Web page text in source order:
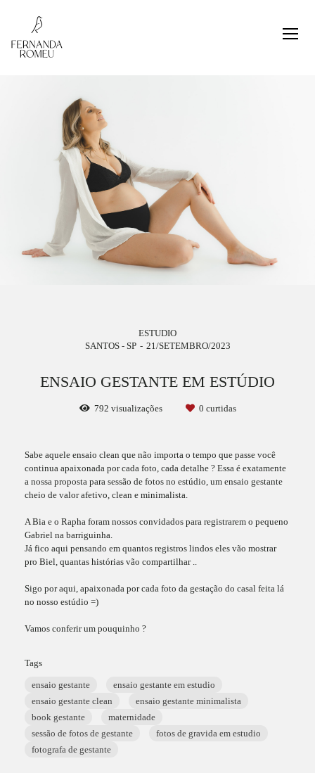
ESTUDIO
SANTOS - SP
21/SETEMBRO/2023
ENSAIO GESTANTE EM ESTÚDIO
792 visualizações 0 curtidas
Sabe aquele ensaio clean que não importa o tempo que passe você
continua apaixonada por cada foto, cada detalhe ? Essa é exatamente
a nossa proposta para sessão de fotos no estúdio, um ensaio gestante
cheio de valor afetivo, clean e minimalista.
A Bia e o Rapha foram nossos convidados para registrarem o pequeno
Gabriel na barriguinha.
Já fico aqui pensando em quantos registros lindos eles vão mostrar
pro Biel, quantas histórias vão compartilhar ..
Sigo por aqui, apaixonada por cada foto da gestação do casal feita lá
no nosso estúdio =)
Vamos conferir um pouquinho ?
Tags
ensaio gestante
ensaio gestante em estudio
ensaio gestante clean
ensaio gestante minimalista
book gestante
maternidade
sessão de fotos de gestante
fotos de gravida em estudio
fotografa de gestante